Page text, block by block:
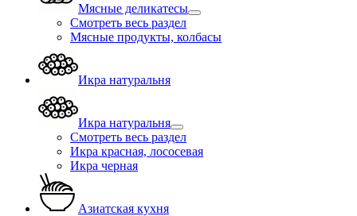
Мясные деликатесы
Смотреть весь раздел
Мясные продукты, колбасы
Икра натуральня
Икра натуральня
Смотреть весь раздел
Икра красная, лососевая
Икра черная
Азиатская кухня